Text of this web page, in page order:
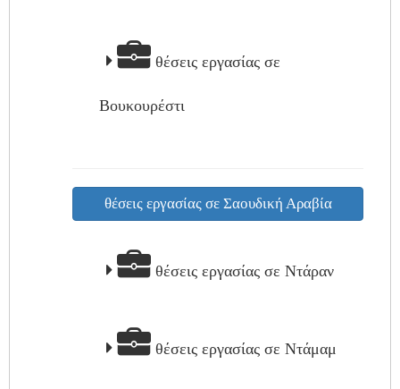
θέσεις εργασίας σε
Βουκουρέστι
θέσεις εργασίας σε Σαουδική Αραβία
θέσεις εργασίας σε Ντάραν
θέσεις εργασίας σε Ντάμαμ